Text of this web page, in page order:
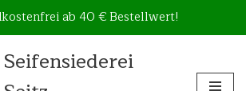
ab 40 € Bestellwert!
Seifensiederei